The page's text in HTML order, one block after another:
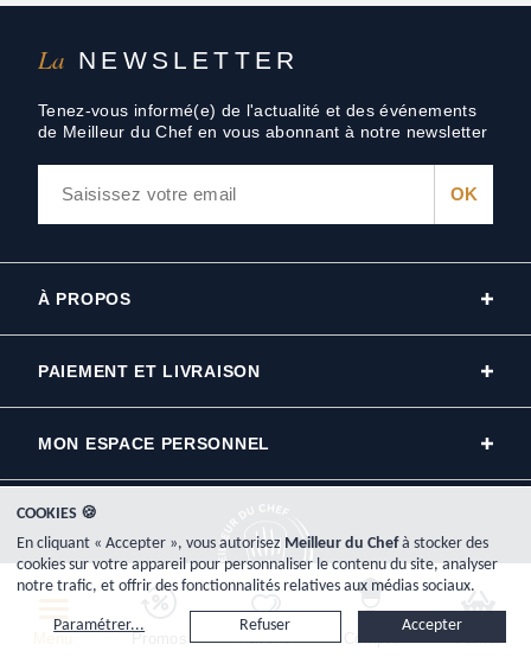
Favoris Compte Panier
La NEWSLETTER
Tenez-vous informé(e) de l'actualité et des événements
de Meilleur du Chef en vous abonnant à notre newsletter
À PROPOS
PAIEMENT ET LIVRAISON
MON ESPACE PERSONNEL
Copyright © 2000-2026, www.meilleurduchef.com - Tous droits réservés.
Meilleur du Chef est l'enseigne commerciale de la société Plat-Net inscrite au registre du commerce RCS
Bayonne: 433 926 904.
COOKIES 🍪
En cliquant « Accepter », vous autorisez Meilleur du Chefà stocker des
cookies sur votre appareil pour personnaliser le contenu du site, analyser
notre trafic, et offrir des fonctionnalités relatives aux médias sociaux.
Accepter
Refuser
Paramétrer...